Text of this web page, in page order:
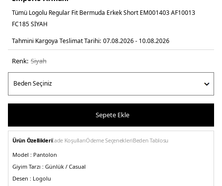
Tümü Logolu Regular Fit Bermuda Erkek Short EM001403 AF10013
FC185 SİYAH
Tahmini Kargoya Teslimat Tarihi: 07.08.2026 - 10.08.2026
Renk: si̇yah
Sepete Ekle
Ürün Özellikleriİade KoşullarıÖdeme SeçenekleriBeden Tablosu
Model : Pantolon
Giyim Tarzı : Günlük / Casual
Desen : Logolu